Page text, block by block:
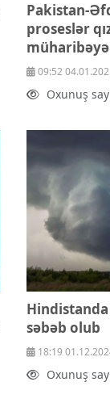
Pakistan-
proseslər
09:52
Oxunuş
səbəb olub
18:19
Oxunuş